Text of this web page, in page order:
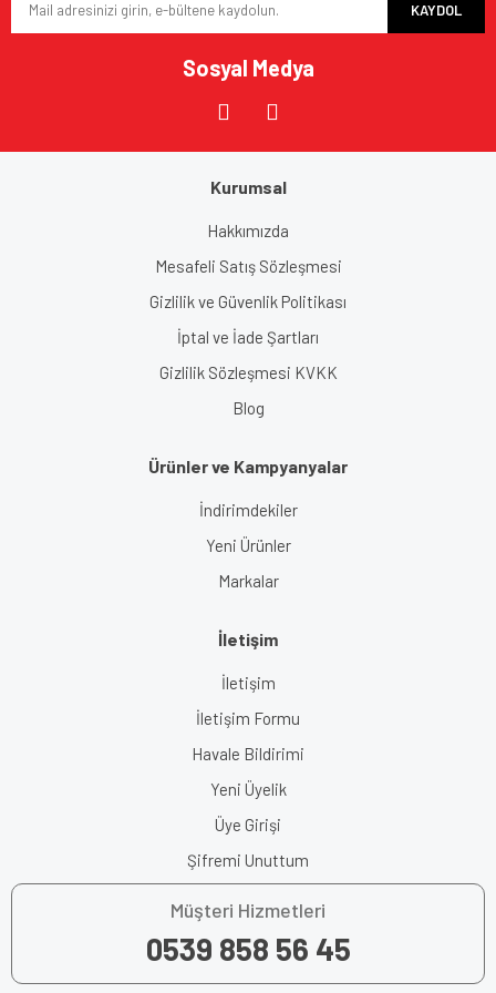
Gönder
KAYDOL
Sosyal Medya
Kurumsal
Hakkımızda
Mesafeli Satış Sözleşmesi
Gizlilik ve Güvenlik Politikası
İptal ve İade Şartları
Gizlilik Sözleşmesi KVKK
Blog
Ürünler ve Kampyanyalar
İndirimdekiler
Yeni Ürünler
Markalar
İletişim
İletişim
İletişim Formu
Havale Bildirimi
Yeni Üyelik
Üye Girişi
Şifremi Unuttum
Müşteri Hizmetleri
0539 858 56 45